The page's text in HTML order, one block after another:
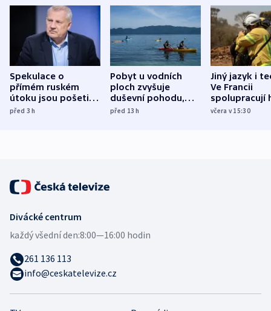
Spekulace o
přímém ruském
útoku jsou pošetilé,
míní estonský
před 3h
Pobyt u vodních
ploch zvyšuje
duševní pohodu,
ukázala
před 13h
Jiný jazyk i
Ve Francii
spolupracují
různých zemí
včera v 15:30
Divácké centrum
každý všední den:8:00—16:00 hodin
261 136 113
info@ceskatelevize.cz